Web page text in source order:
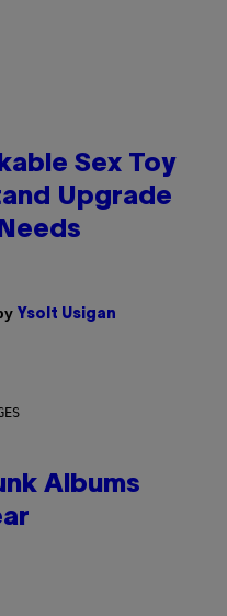
Sex Toy
Upgrade
Ysolt Usigan
Albums